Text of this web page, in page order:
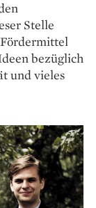
Stelle
bezüglich
und vieles